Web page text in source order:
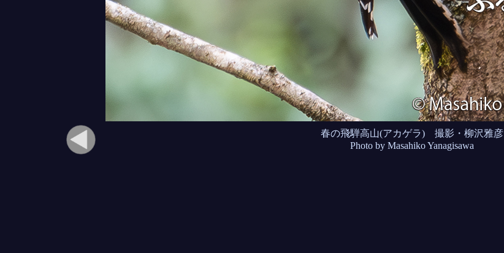
春の飛騨高山(アカゲラ) 撮影・柳沢雅彦
Photo by Masahiko Yanagisawa